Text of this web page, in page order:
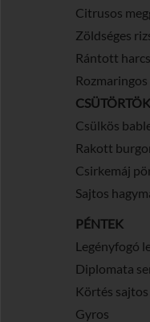
Citrusos
Zöldséges
Rántott
CSÜTÖRTÖK
Csülkös
Rakott
Csirkemáj
Sajtos
PÉNTEK
Legényfogó
Diplomata
Körtés
Gyros